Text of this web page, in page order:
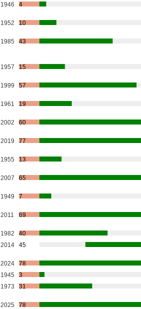
1946 4
1952 10
1985 43
1957 15
1999 57
1961 19
2002 60
2019 77
1955 13
2007 65
1949 7
2011 69
1982
40
2014 45
2024
78
1945
3
1973 31
2025 78